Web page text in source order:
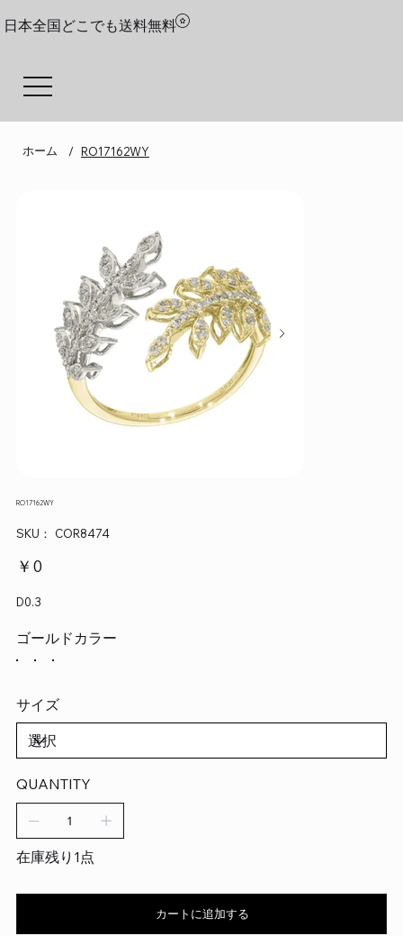
日本全国どこでも送料無料
ホーム / RO17162WY
RO17162WY
SKU：
SKU：
COR8474
価
格
￥0
D0.3
ゴールドカラー
サイズ
QUANTITY
在庫残り1点
カートに追加する